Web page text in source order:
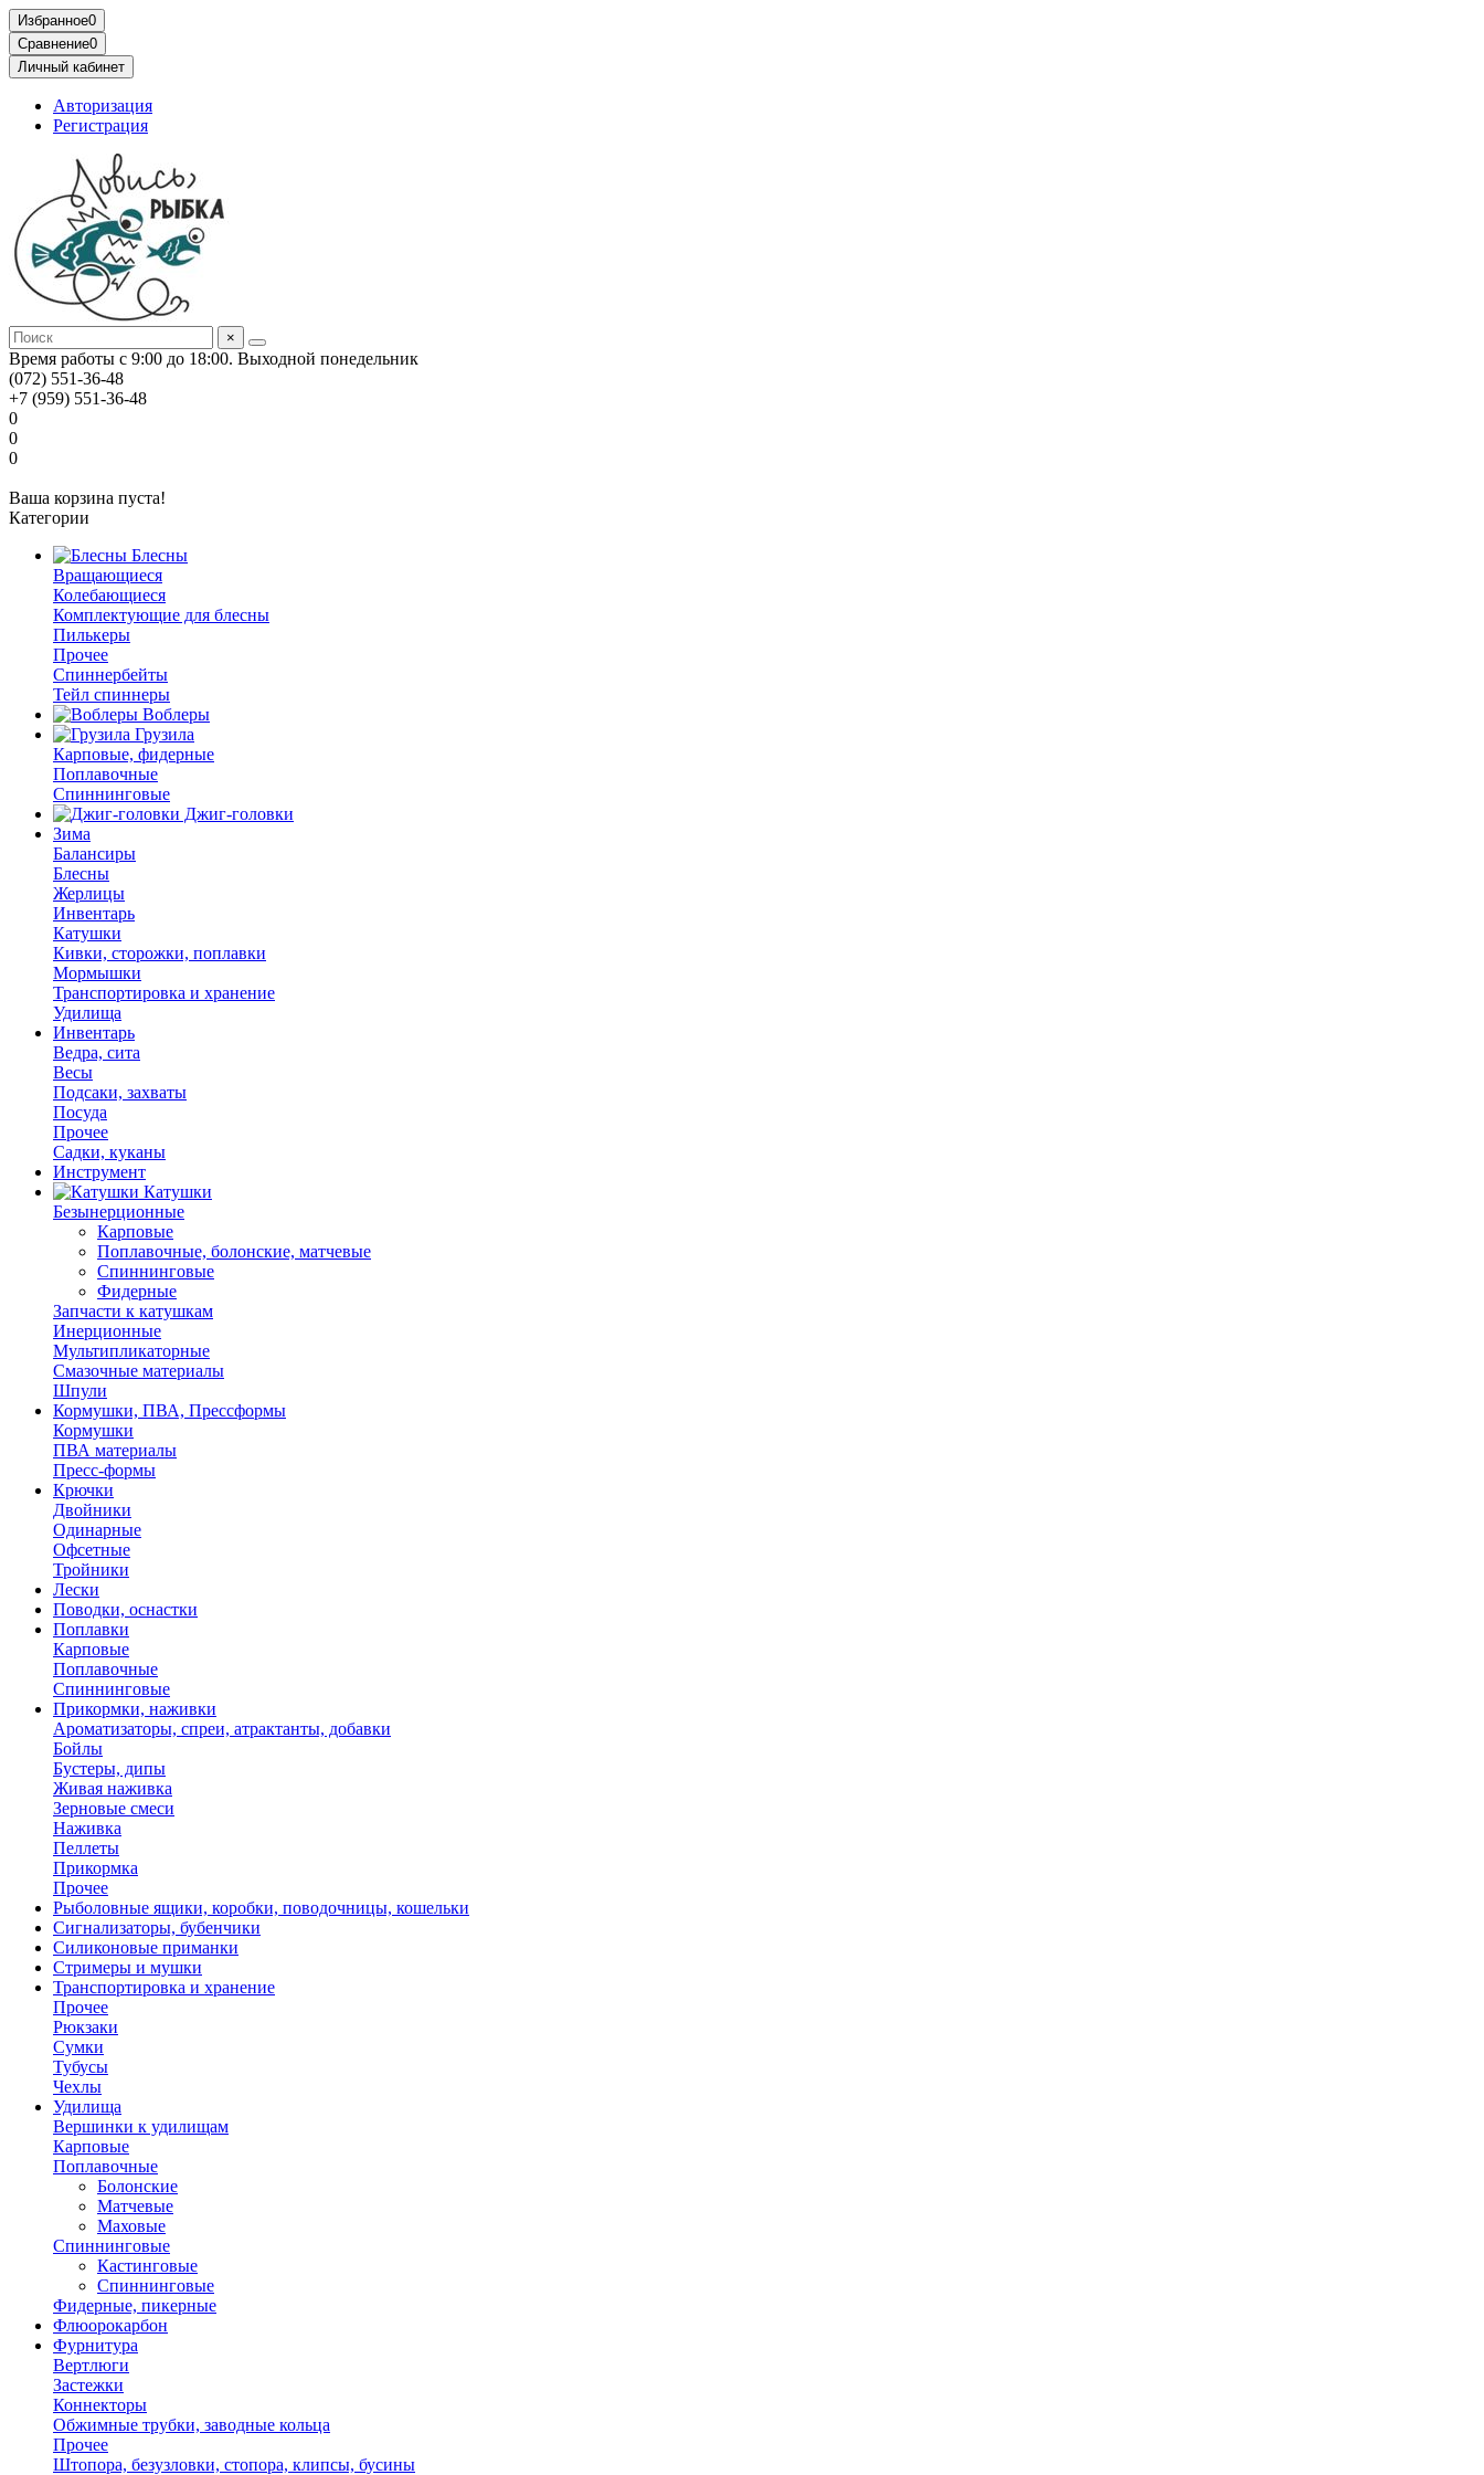
Избранное0
Сравнение0
Личный кабинет
Авторизация
Регистрация
×
Время работы с 9:00 до 18:00. Выходной понедельник
(072) 551-36-48
+7 (959) 551-36-48
0
0
0
Ваша корзина пуста!
Категории
Блесны
Вращающиеся
Колебающиеся
Комплектующие для блесны
Пилькеры
Прочее
Спиннербейты
Тейл спиннеры
Воблеры
Грузила
Карповые, фидерные
Поплавочные
Спиннинговые
Джиг-головки
Зима
Балансиры
Блесны
Жерлицы
Инвентарь
Катушки
Кивки, сторожки, поплавки
Мормышки
Транспортировка и хранение
Удилища
Инвентарь
Ведра, сита
Весы
Подсаки, захваты
Посуда
Прочее
Садки, куканы
Инструмент
Катушки
Безынерционные
Карповые
Поплавочные, болонские, матчевые
Спиннинговые
Фидерные
Запчасти к катушкам
Инерционные
Мультипликаторные
Смазочные материалы
Шпули
Кормушки, ПВА, Прессформы
Кормушки
ПВА материалы
Пресс-формы
Крючки
Двойники
Одинарные
Офсетные
Тройники
Лески
Поводки, оснастки
Поплавки
Карповые
Поплавочные
Спиннинговые
Прикормки, наживки
Ароматизаторы, спреи, атрактанты, добавки
Бойлы
Бустеры, дипы
Живая наживка
Зерновые смеси
Наживка
Пеллеты
Прикормка
Прочее
Рыболовные ящики, коробки, поводочницы, кошельки
Сигнализаторы, бубенчики
Силиконовые приманки
Стримеры и мушки
Транспортировка и хранение
Прочее
Рюкзаки
Сумки
Тубусы
Чехлы
Удилища
Вершинки к удилищам
Карповые
Поплавочные
Болонские
Матчевые
Маховые
Спиннинговые
Кастинговые
Спиннинговые
Фидерные, пикерные
Флюорокарбон
Фурнитура
Вертлюги
Застежки
Коннекторы
Обжимные трубки, заводные кольца
Прочее
Штопора, безузловки, стопора, клипсы, бусины